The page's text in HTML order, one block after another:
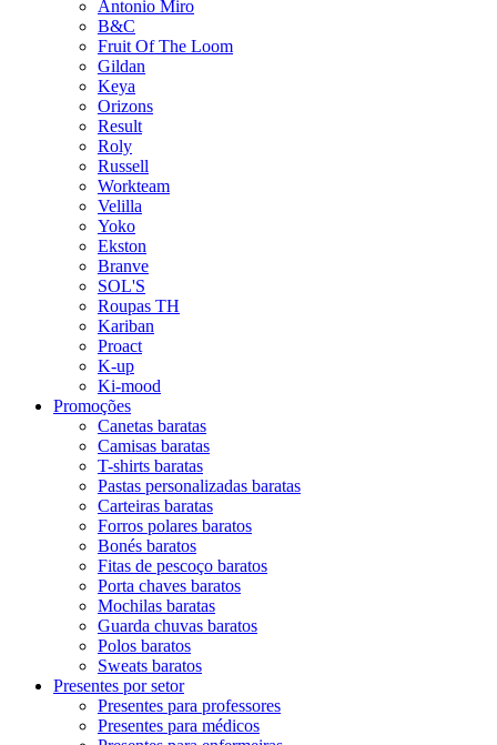
Antonio Miro
B&C
Fruit Of The Loom
Gildan
Keya
Orizons
Result
Roly
Russell
Workteam
Velilla
Yoko
Ekston
Branve
SOL'S
Roupas TH
Kariban
Proact
K-up
Ki-mood
Promoções
Canetas baratas
Camisas baratas
T-shirts baratas
Pastas personalizadas baratas
Carteiras baratas
Forros polares baratos
Bonés baratos
Fitas de pescoço baratos
Porta chaves baratos
Mochilas baratas
Guarda chuvas baratos
Polos baratos
Sweats baratos
Presentes por setor
Presentes para professores
Presentes para médicos